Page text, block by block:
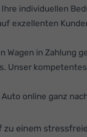
individuellen
exzellenten
Wagen in Zahlung
Unser
online ganz
zu einem